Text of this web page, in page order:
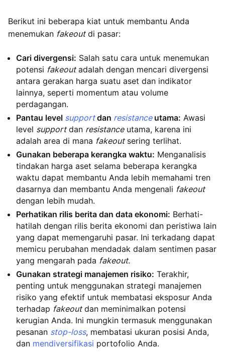
Berikut ini beberapa kiat untuk membantu Anda
menemukan fakeoutdi pasar:
Cari divergensi: Salah satu cara untuk menemukan
potensi fakeoutadalah dengan mencari divergensi
antara gerakan harga suatu aset dan indikator
lainnya, seperti momentum atau volume
perdagangan.
Pantau level supportdan resistanceutama: Awasi
level supportdan resistanceutama, karena ini
adalah area di mana fakeoutsering terlihat.
Gunakan beberapa kerangka waktu: Menganalisis
tindakan harga aset selama beberapa kerangka
waktu dapat membantu Anda lebih memahami tren
dasarnya dan membantu Anda mengenali fakeout
dengan lebih mudah.
Perhatikan rilis berita dan data ekonomi: Berhati-
hatilah dengan rilis berita ekonomi dan peristiwa lain
yang dapat memengaruhi pasar. Ini terkadang dapat
memicu perubahan mendadak dalam sentimen pasar
yang mengarah pada fakeout.
Gunakan strategi manajemen risiko: Terakhir,
penting untuk menggunakan strategi manajemen
risiko yang efektif untuk membatasi eksposur Anda
terhadap fakeoutdan meminimalkan potensi
kerugian Anda. Ini mungkin termasuk menggunakan
pesanan stop-loss, membatasi ukuran posisi Anda,
dan mendiversifikasi portofolio Anda.